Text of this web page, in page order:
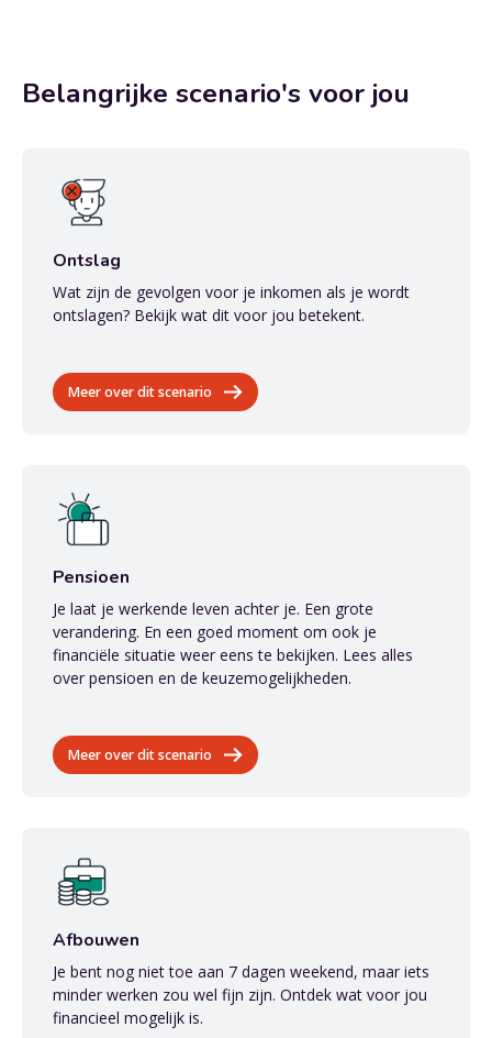
Belangrijke scenario's voor jou
Ontslag
Wat zijn de gevolgen voor je inkomen als je wordt
ontslagen? Bekijk wat dit voor jou betekent.
Meer over dit scenario
Pensioen
Je laat je werkende leven achter je. Een grote
verandering. En een goed moment om ook je
financiële situatie weer eens te bekijken. Lees alles
over pensioen en de keuzemogelijkheden.
Meer over dit scenario
Afbouwen
Je bent nog niet toe aan 7 dagen weekend, maar iets
minder werken zou wel fijn zijn. Ontdek wat voor jou
financieel mogelijk is.